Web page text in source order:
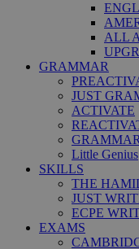
ALL
GRAMMAR
JUST
ACTIVATE
Little Genius
SKILLS
THE
JUST
ECPE
EXAMS